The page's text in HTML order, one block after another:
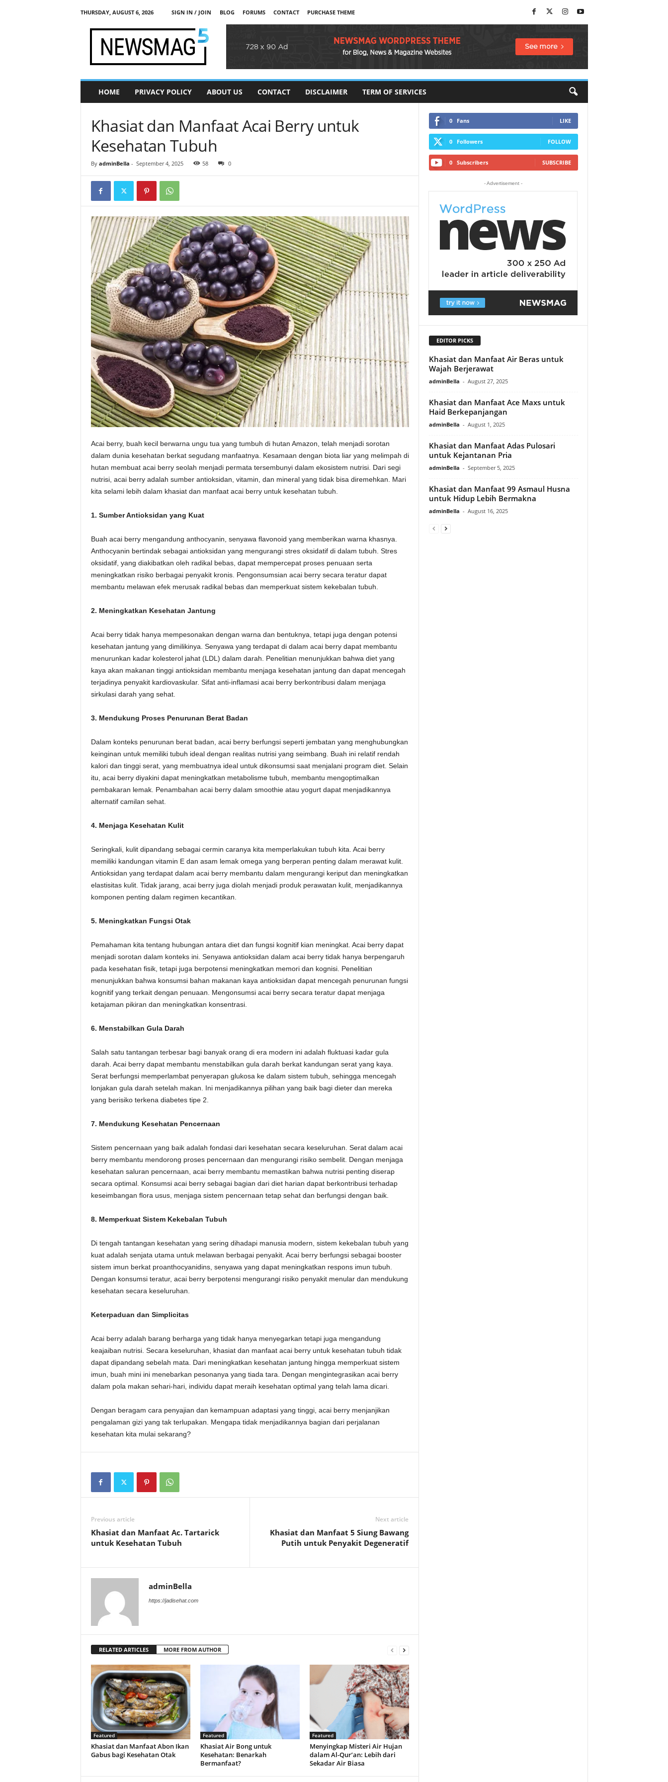
THURSDAY, AUGUST 6, 2026 SIGN IN / JOIN BLOG FORUMS CONTACT
PURCHASE THEME
HOME PRIVACY POLICY ABOUT US CONTACT DISCLAIMER TERM OF SERVICES
Khasiat dan Manfaat Acai Berry untuk
Kesehatan Tubuh
By adminBella - September 4, 2025 58 0
Acai berry, buah kecil berwarna ungu tua yang tumbuh di hutan Amazon, telah menjadi sorotan
dalam dunia kesehatan berkat segudang manfaatnya. Kesamaan dengan biota liar yang melimpah di
hutan membuat acai berry seolah menjadi permata tersembunyi dalam ekosistem nutrisi. Dari segi
nutrisi, acai berry adalah sumber antioksidan, vitamin, dan mineral yang tidak bisa diremehkan. Mari
kita selami lebih dalam khasiat dan manfaat acai berry untuk kesehatan tubuh.
1. Sumber Antioksidan yang Kuat
Buah acai berry mengandung anthocyanin, senyawa flavonoid yang memberikan warna khasnya.
Anthocyanin bertindak sebagai antioksidan yang mengurangi stres oksidatif di dalam tubuh. Stres
oksidatif, yang diakibatkan oleh radikal bebas, dapat mempercepat proses penuaan serta
meningkatkan risiko berbagai penyakit kronis. Pengonsumsian acai berry secara teratur dapat
membantu melawan efek merusak radikal bebas dan memperkuat sistem kekebalan tubuh.
2. Meningkatkan Kesehatan Jantung
Acai berry tidak hanya mempesonakan dengan warna dan bentuknya, tetapi juga dengan potensi
kesehatan jantung yang dimilikinya. Senyawa yang terdapat di dalam acai berry dapat membantu
menurunkan kadar kolesterol jahat (LDL) dalam darah. Penelitian menunjukkan bahwa diet yang
kaya akan makanan tinggi antioksidan membantu menjaga kesehatan jantung dan dapat mencegah
terjadinya penyakit kardiovaskular. Sifat anti-inflamasi acai berry berkontribusi dalam menjaga
sirkulasi darah yang sehat.
3. Mendukung Proses Penurunan Berat Badan
Dalam konteks penurunan berat badan, acai berry berfungsi seperti jembatan yang menghubungkan
keinginan untuk memiliki tubuh ideal dengan realitas nutrisi yang seimbang. Buah ini relatif rendah
kalori dan tinggi serat, yang membuatnya ideal untuk dikonsumsi saat menjalani program diet. Selain
itu, acai berry diyakini dapat meningkatkan metabolisme tubuh, membantu mengoptimalkan
pembakaran lemak. Penambahan acai berry dalam smoothie atau yogurt dapat menjadikannya
alternatif camilan sehat.
4. Menjaga Kesehatan Kulit
Seringkali, kulit dipandang sebagai cermin caranya kita memperlakukan tubuh kita. Acai berry
memiliki kandungan vitamin E dan asam lemak omega yang berperan penting dalam merawat kulit.
Antioksidan yang terdapat dalam acai berry membantu dalam mengurangi keriput dan meningkatkan
elastisitas kulit. Tidak jarang, acai berry juga diolah menjadi produk perawatan kulit, menjadikannya
komponen penting dalam regimen kecantikan.
5. Meningkatkan Fungsi Otak
Pemahaman kita tentang hubungan antara diet dan fungsi kognitif kian meningkat. Acai berry dapat
menjadi sorotan dalam konteks ini. Senyawa antioksidan dalam acai berry tidak hanya berpengaruh
pada kesehatan fisik, tetapi juga berpotensi meningkatkan memori dan kognisi. Penelitian
menunjukkan bahwa konsumsi bahan makanan kaya antioksidan dapat mencegah penurunan fungsi
kognitif yang terkait dengan penuaan. Mengonsumsi acai berry secara teratur dapat menjaga
ketajaman pikiran dan meningkatkan konsentrasi.
6. Menstabilkan Gula Darah
Salah satu tantangan terbesar bagi banyak orang di era modern ini adalah fluktuasi kadar gula
darah. Acai berry dapat membantu menstabilkan gula darah berkat kandungan serat yang kaya.
Serat berfungsi memperlambat penyerapan glukosa ke dalam sistem tubuh, sehingga mencegah
lonjakan gula darah setelah makan. Ini menjadikannya pilihan yang baik bagi dieter dan mereka
yang berisiko terkena diabetes tipe 2.
7. Mendukung Kesehatan Pencernaan
Sistem pencernaan yang baik adalah fondasi dari kesehatan secara keseluruhan. Serat dalam acai
berry membantu mendorong proses pencernaan dan mengurangi risiko sembelit. Dengan menjaga
kesehatan saluran pencernaan, acai berry membantu memastikan bahwa nutrisi penting diserap
secara optimal. Konsumsi acai berry sebagai bagian dari diet harian dapat berkontribusi terhadap
keseimbangan flora usus, menjaga sistem pencernaan tetap sehat dan berfungsi dengan baik.
8. Memperkuat Sistem Kekebalan Tubuh
Di tengah tantangan kesehatan yang sering dihadapi manusia modern, sistem kekebalan tubuh yang
kuat adalah senjata utama untuk melawan berbagai penyakit. Acai berry berfungsi sebagai booster
sistem imun berkat proanthocyanidins, senyawa yang dapat meningkatkan respons imun tubuh.
Dengan konsumsi teratur, acai berry berpotensi mengurangi risiko penyakit menular dan mendukung
kesehatan secara keseluruhan.
Keterpaduan dan Simplicitas
Acai berry adalah barang berharga yang tidak hanya menyegarkan tetapi juga mengandung
keajaiban nutrisi. Secara keseluruhan, khasiat dan manfaat acai berry untuk kesehatan tubuh tidak
dapat dipandang sebelah mata. Dari meningkatkan kesehatan jantung hingga memperkuat sistem
imun, buah mini ini menebarkan pesonanya yang tiada tara. Dengan mengintegrasikan acai berry
dalam pola makan sehari-hari, individu dapat meraih kesehatan optimal yang telah lama dicari.
Dengan beragam cara penyajian dan kemampuan adaptasi yang tinggi, acai berry menjanjikan
pengalaman gizi yang tak terlupakan. Mengapa tidak menjadikannya bagian dari perjalanan
kesehatan kita mulai sekarang?
Previous article
Khasiat dan Manfaat Ac. Tartarick
untuk Kesehatan Tubuh
Next article
Khasiat dan Manfaat 5 Siung Bawang
Putih untuk Penyakit Degeneratif
adminBella
https://jadisehat.com
RELATED ARTICLES MORE FROM AUTHOR
Featured
Khasiat dan Manfaat Abon Ikan
Gabus bagi Kesehatan Otak
Featured
Khasiat Air Bong untuk
Kesehatan: Benarkah
Bermanfaat?
Featured
Menyingkap Misteri Air Hujan
dalam Al-Qur’an: Lebih dari
Sekadar Air Biasa
0 Fans LIKE
0 Followers FOLLOW
0 Subscribers SUBSCRIBE
- Advertisement -
EDITOR PICKS
Khasiat dan Manfaat Air Beras untuk
Wajah Berjerawat
adminBella - August 27, 2025
Khasiat dan Manfaat Ace Maxs untuk
Haid Berkepanjangan
adminBella - August 1, 2025
Khasiat dan Manfaat Adas Pulosari
untuk Kejantanan Pria
adminBella - September 5, 2025
Khasiat dan Manfaat 99 Asmaul Husna
untuk Hidup Lebih Bermakna
adminBella - August 16, 2025